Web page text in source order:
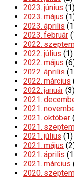
2023. június (1)
2023. május
2023. április
2023. február
2022.
2022. július (1)
2022. május
2022. április
2022. március
2022. január (3)
2021.
2021.
2021. október
2021.
2021. július (1)
2021. május
2021. április
2021. március
2020.